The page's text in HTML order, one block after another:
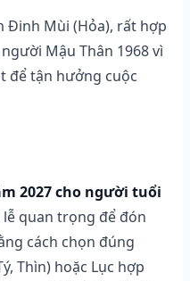
Đinh Mùi (Hỏa), rất hợp
Mậu Thân 1968 vì
để tận hưởng cuộc
2027 cho người tuổi
quan trọng để đón
cách chọn đúng
Thìn) hoặc Lục hợp